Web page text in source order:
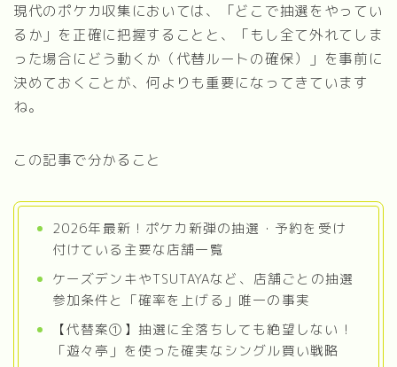
現代のポケカ収集においては、「どこで抽選をやってい
るか」を正確に把握することと、「もし全て外れてしま
った場合にどう動くか（代替ルートの確保）」を事前に
決めておくことが、何よりも重要になってきています
ね。
この記事で分かること
2026年最新！ポケカ新弾の抽選・予約を受け
付けている主要な店舗一覧
ケーズデンキやTSUTAYAなど、店舗ごとの抽選
参加条件と「確率を上げる」唯一の事実
【代替案①】抽選に全落ちしても絶望しない！
「遊々亭」を使った確実なシングル買い戦略